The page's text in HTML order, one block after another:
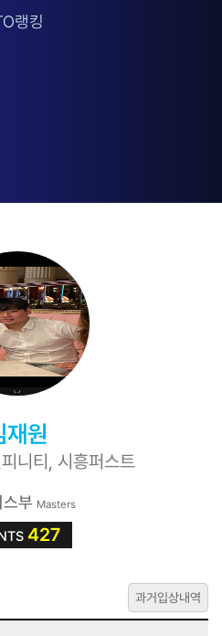
랭킹
재원
니티, 시흥퍼스트
부 Masters
427
과거입상내역